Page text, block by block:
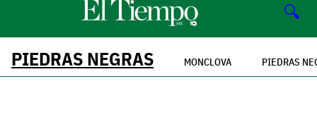
🔍
PIEDRAS NEGRAS MONCLOVA PIEDRAS